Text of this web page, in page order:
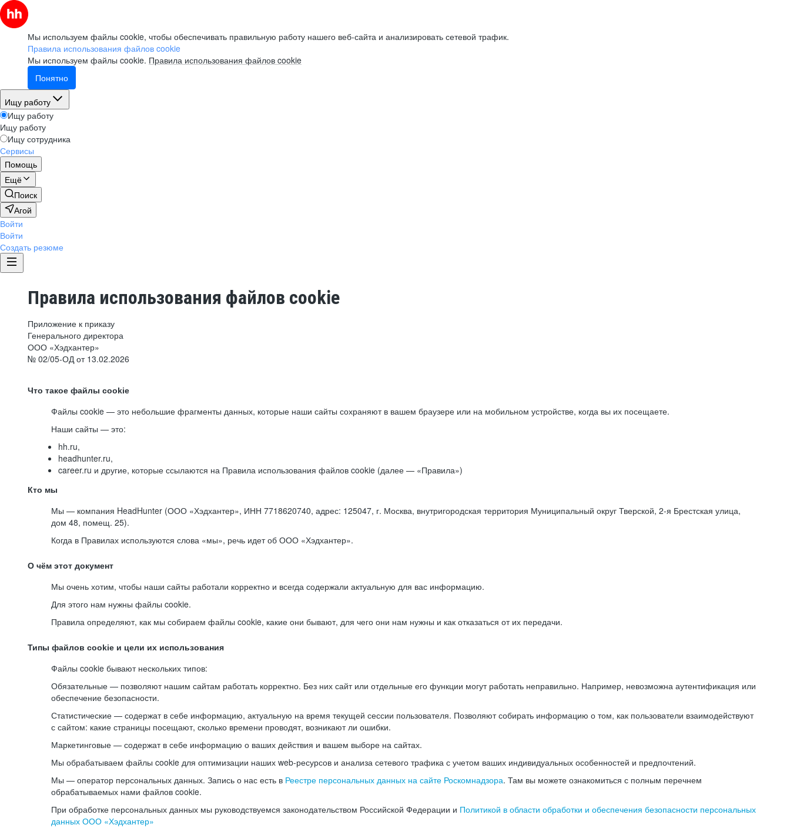
Мы используем файлы cookie, чтобы обеспечивать правильную работу нашего веб-сайта и анализировать сетевой трафик.
Правила использования файлов cookie
Мы используем файлы cookie. Правила использования файлов cookie
Понятно
Ищу работу
Ищу работу
Ищу работу
Ищу сотрудника
Сервисы
Помощь
Ещё
Поиск
Агой
Войти
Войти
Создать резюме
Правила использования файлов cookie
Приложение к приказу
Генерального директора
ООО «Хэдхантер»
№ 02/05-ОД от 13.02.2026
Что такое файлы cookie
Файлы cookie — это небольшие фрагменты данных, которые наши сайты сохраняют в вашем браузере или на мобильном устройстве, когда вы их посещаете.
Наши сайты — это:
hh.ru,
headhunter.ru,
career.ru и другие, которые ссылаются на Правила использования файлов cookie (далее — «Правила»)
Кто мы
Мы — компания HeadHunter (ООО «Хэдхантер», ИНН 7718620740, адрес: 125047, г. Москва, внутригородская территория Муниципальный округ Тверской, 2-я Брестская улица,
дом 48, помещ. 25).
Когда в Правилах используются слова «мы», речь идет об ООО «Хэдхантер».
О чём этот документ
Мы очень хотим, чтобы наши сайты работали корректно и всегда содержали актуальную для вас информацию.
Для этого нам нужны файлы cookie.
Правила определяют, как мы собираем файлы cookie, какие они бывают, для чего они нам нужны и как отказаться от их передачи.
Типы файлов cookie и цели их использования
Файлы cookie бывают нескольких типов:
Обязательные — позволяют нашим сайтам работать корректно. Без них сайт или отдельные его функции могут работать неправильно. Например, невозможна аутентификация или
обеспечение безопасности.
Статистические — содержат в себе информацию, актуальную на время текущей сессии пользователя. Позволяют собирать информацию о том, как пользователи взаимодействуют
с сайтом: какие страницы посещают, сколько времени проводят, возникают ли ошибки.
Маркетинговые — содержат в себе информацию о ваших действия и вашем выборе на сайтах.
Мы обрабатываем файлы cookie для оптимизации наших web-ресурсов и анализа сетевого трафика с учетом ваших индивидуальных особенностей и предпочтений.
Мы — оператор персональных данных. Запись о нас есть в Реестре персональных данных на сайте Роскомнадзора. Там вы можете ознакомиться с полным перечнем
обрабатываемых нами файлов cookie.
При обработке персональных данных мы руководствуемся законодательством Российской Федерации и Политикой в области обработки и обеспечения безопасности персональных
данных ООО «Хэдхантер»